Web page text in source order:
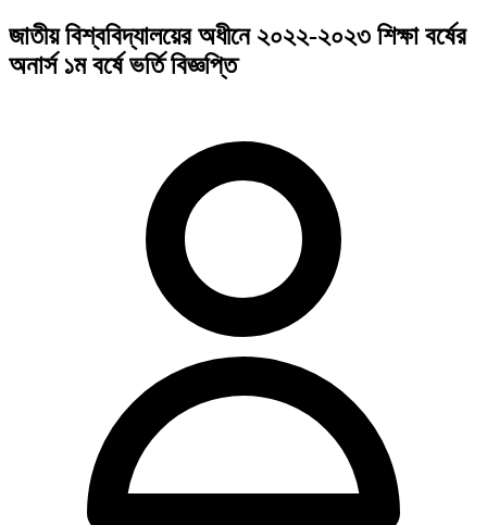
জাতীয় বিশ্ববিদ্যালয়ের অধীনে ২০২২-২০২৩ শিক্ষা বর্ষের
অনার্স ১ম বর্ষে ভর্তি বিজ্ঞপ্তি